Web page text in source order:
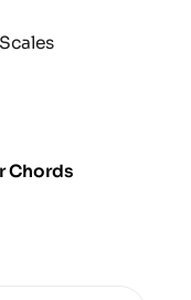
Scales
Chords